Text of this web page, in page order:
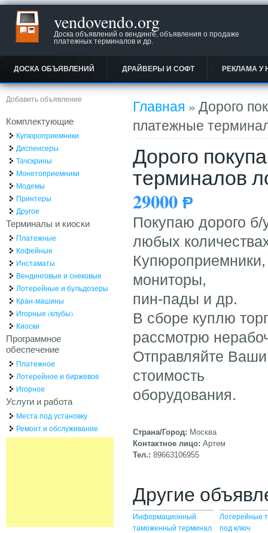
vendovendo.org
Доска объявлений о вендинге, объявления о продаже
платежных терминалов и др.
ДОСКА ОБЪЯВЛЕНИЙ ДРАЙВЕРЫ И СОФТ РЕКЛАМА У
Вы здесь
Главная » Дорого
платежные
Дорого
терминалов
29000 Ᵽ
Покупаю дорого
любых
мониторы,
пин-пады и др.
В сборе куплю
рассмотрю
Отправляйте
стоимость
оборудования.
Страна/Город: Москва
Контактное лицо: Артем
Тел.: 89663106955
Другие
Информационный
таможенный терминал
Лотерейные
под ключ
Добавить объявление
Комплектующие
Купюроприемники
Диспенсеры
Тачскрины
Монетоприемники
Модемы
Принтеры
Другое
Терминалы и киоски
Платежные
Кофейные
Инстаматы
Вендинговые и снековые
Лотерейные и бульдозеры
Кран-машины
Игорные (клубы)
Киоски
Программное
обеспечение
Платежное
Лотерейное и биржевое
Игорное
Услуги и работа
Места под установку
Ремонт и обслуживание